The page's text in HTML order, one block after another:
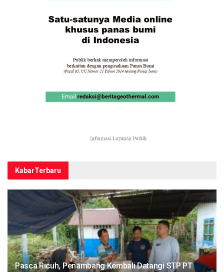
KabarTerbaru
Pasca Ricuh, Penambang Kembali Datangi STP PT